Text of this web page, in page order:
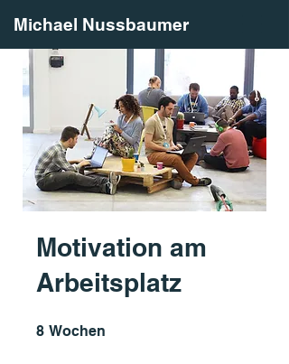
Michael Nussbaumer
Motivation am
Arbeitsplatz
8 Wochen